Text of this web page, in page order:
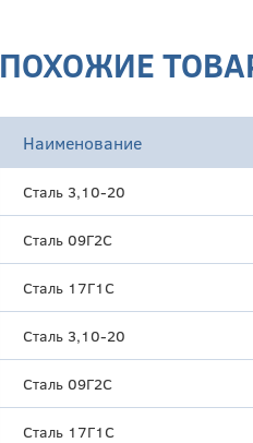
ПОХОЖИЕ
Наименование
Сталь 3,10-20
Сталь 09Г2С
Сталь 17Г1С
Сталь 3,10-20
Сталь 09Г2С
Сталь 17Г1С